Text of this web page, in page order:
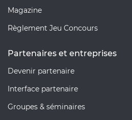
Magazine
Règlement Jeu Concours
Partenaires et entreprises
Devenir partenaire
Interface partenaire
Groupes & séminaires